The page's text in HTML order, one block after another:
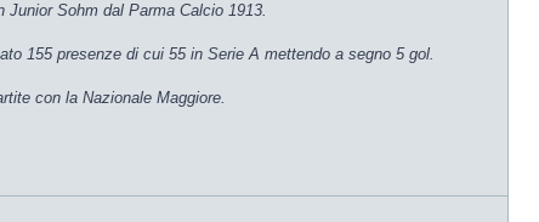
Sohm dal Parma Calcio 1913.
155 presenze di cui 55 in Serie A mettendo a segno 5 gol.
con la Nazionale Maggiore.